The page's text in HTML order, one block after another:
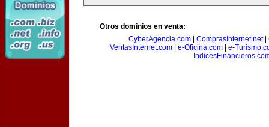
Otros dominios en venta:
CyberAgencia.com| ComprasInternet.net|
VentasInternet.com
e-Oficina.com
e-